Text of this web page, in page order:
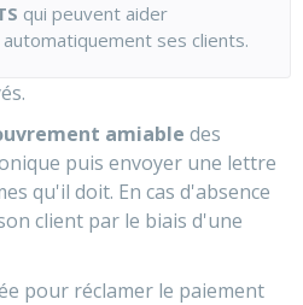
qui peuvent aider
ses clients.
amiable des
puis envoyer une lettre
qu'il doit. En cas d'absence
client par le biais d'une
pour réclamer le paiement